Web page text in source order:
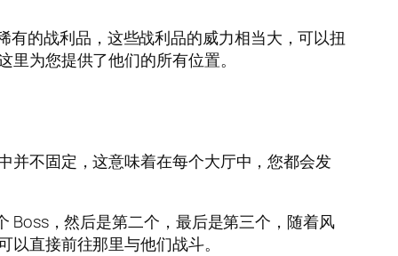
的战利品，这些战利品的威力相当大，可以扭
为您提供了他们的所有位置。
并不固定，这意味着在每个大厅中，您都会发
Boss，然后是第二个，最后是第三个，随着风
直接前往那里与他们战斗。